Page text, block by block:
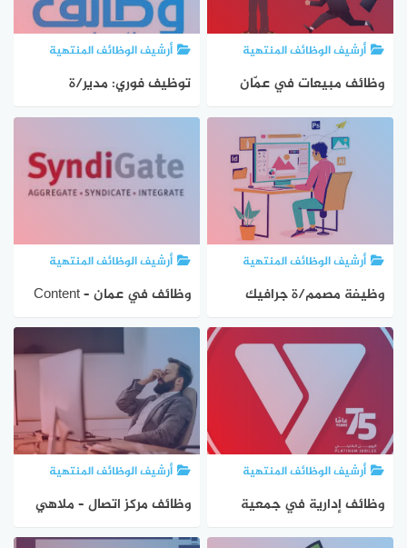
أرشيف الوظائف المنتهية
وظائف مبيعات في عمّان
لدى براند بدلات فاخر
أرشيف الوظائف المنتهية
توظيف فوري: مدير/ة
التنسيق التنفيذي في
فلسطين لدى مؤسسة
التعاون – 2026
أرشيف الوظائف المنتهية
وظيفة مصمم/ة جرافيك
بخبرة – موقع Sweifieh، عمان
أرشيف الوظائف المنتهية
وظائف في عمان – Content
Operations Assistant لدى
SyndiGate
أرشيف الوظائف المنتهية
وظائف إدارية في جمعية
الشبان المسيحية – مساعد/
أرشيف الوظائف المنتهية
وظائف مركز اتصال – ملاهي
سيكس فلاغز القدية بالرياض